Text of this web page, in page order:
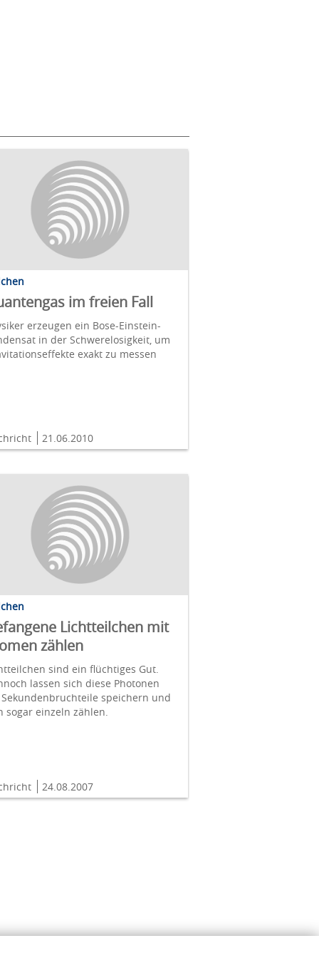
im freien Fall
erzeugen ein Bose-Einstein-
in der Schwerelosigkeit, um
exakt zu messen
21.06.2010
Lichtteilchen mit
zählen
sind ein flüchtiges Gut.
lassen sich diese Photonen
speichern und
sogar einzeln zählen.
24.08.2007